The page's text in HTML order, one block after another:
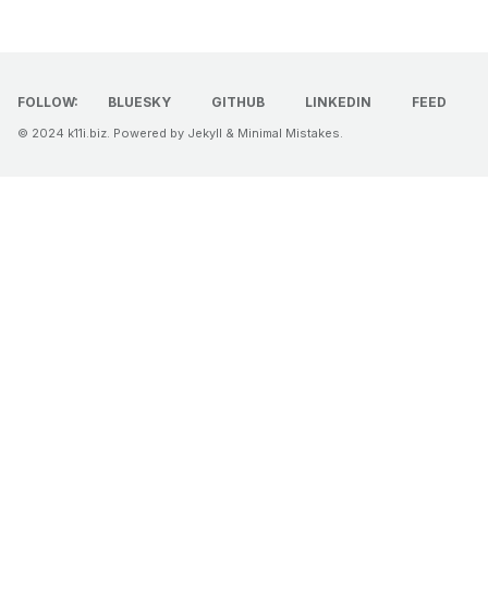
FOLLOW: BLUESKY GITHUB LINKEDIN FEED
© 2024 k11i.biz. Powered by Jekyll & Minimal Mistakes.